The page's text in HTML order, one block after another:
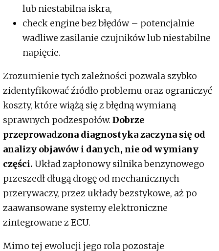
lub niestabilna iskra,
check engine bez błędów – potencjalnie
wadliwe zasilanie czujników lub niestabilne
napięcie.
Zrozumienie tych zależności pozwala szybko
zidentyfikować źródło problemu oraz ograniczyć
koszty, które wiążą się z błędną wymianą
sprawnych podzespołów. Dobrze
przeprowadzona diagnostyka zaczyna się od
analizy objawów i danych, nie od wymiany
części. Układ zapłonowy silnika benzynowego
przeszedł długą drogę od mechanicznych
przerywaczy, przez układy bezstykowe, aż po
zaawansowane systemy elektroniczne
zintegrowane z ECU.
Mimo tej ewolucji jego rola pozostaje